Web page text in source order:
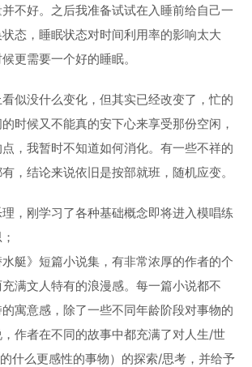
不好。之后我准备试试在入睡前给自己一
态，睡眠状态对时间利用率的影响太大
更需要一个好的睡眠。
似没什么变化，但其实已经改变了，忙的
时候又不能真的安下心来享受那份空闲，
，我暂时不知道如何消化。有一些不祥的
，结论来说依旧是按部就班，随机应变。
，刚学习了各种基础概念即将进入模唱练
艇》短篇小说集，有非常浓厚的作者的个
满文人特有的浪漫感。每一篇小说都不
寓意感，除了一些不同年龄阶段对事物的
作者在不同的故事中都充满了对人生/世
什么更感性的事物）的探索/思考，并给予